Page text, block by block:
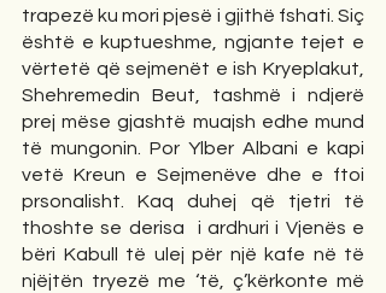
trapezë ku mori pjesë i gjithë fshati. Siç
është e kuptueshme, ngjante tejet e
vërtetë që sejmenët e ish Kryeplakut,
Shehremedin Beut, tashmë i ndjerë
prej mëse gjashtë muajsh edhe mund
të mungonin. Por Ylber Albani e kapi
vetë Kreun e Sejmenëve dhe e ftoi
prsonalisht. Kaq duhej që tjetri të
thoshte se derisa  i ardhuri i Vjenës e
bëri Kabull të ulej për një kafe në të
njëjtën tryezë me ‘të, ç’kërkonte më